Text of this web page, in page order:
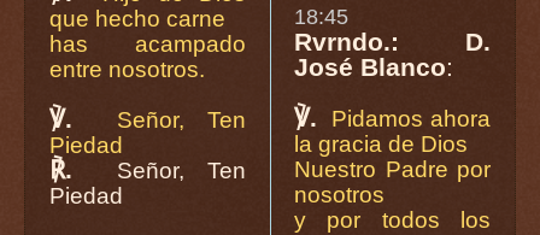
que hecho carne
has acampado
entre nosotros.
℣.
Señor, Ten
Piedad
℟.
Señor, Ten
Piedad
18:45
Rvrndo.: D.
José Blanco:
℣.
Pidamos ahora
la gracia de Dios
Nuestro Padre por
nosotros
y por todos los